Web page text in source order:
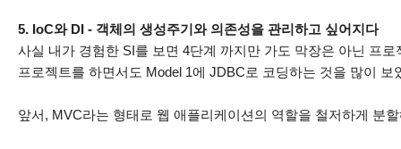
5. IoC와 DI - 객체의 생성주기와 의존성을 관리하고 싶어지다
사실 내가 경험한 SI를 보면 4단계 까지만 가도 막장은 아닌 프
프로젝트를 하면서도 Model 1에 JDBC로 코딩하는 것을 많이 보
앞서, MVC라는 형태로 웹 애플리케이션의 역할을 철저하게 분